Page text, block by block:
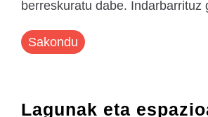
berreskuratu dabe. Indarbarrituz
Sakondu
Lagunak eta